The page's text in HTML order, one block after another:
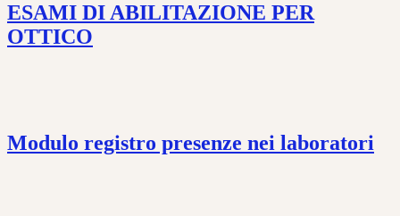
ESAMI DI ABILITAZIONE PER
OTTICO
Modulo registro presenze nei laboratori